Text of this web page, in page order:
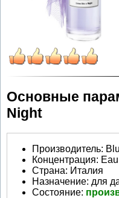
Основные
Night
Производитель:
Концентрация:
Страна: Италия
Назначение: для
Состояние: